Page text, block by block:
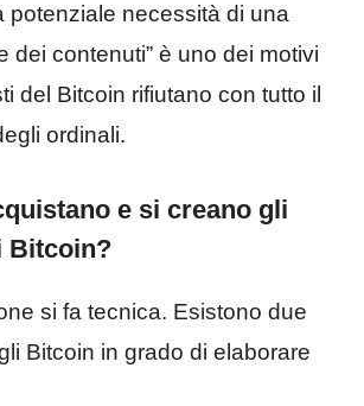
potenziale necessità di una
dei contenuti” è uno dei motivi
del Bitcoin rifiutano con tutto il
ordinali.
e si creano gli
Bitcoin?
si fa tecnica. Esistono due
Bitcoin in grado di elaborare